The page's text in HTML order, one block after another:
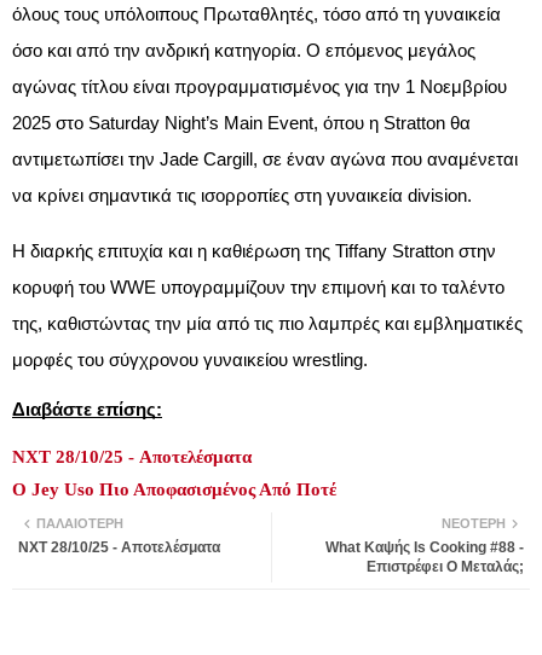
όλους τους υπόλοιπους Πρωταθλητές, τόσο από τη γυναικεία
όσο και από την ανδρική κατηγορία. Ο επόμενος μεγάλος
αγώνας τίτλου είναι προγραμματισμένος για την 1 Νοεμβρίου
2025 στο Saturday Night’s Main Event , όπου η Stratton θα
αντιμετωπίσει την Jade Cargill, σε έναν αγώνα που αναμένεται
να κρίνει σημαντικά τις ισορροπίες στη γυναικεία division.​
Η διαρκής επιτυχία και η καθιέρωση της Tiffany Stratton στην
κορυφή του WWE υπογραμμίζουν την επιμονή και το ταλέντο
της, καθιστώντας την μία από τις πιο λαμπρές και εμβληματικές
μορφές του σύγχρονου γυναικείου wrestling.
Διαβάστε επίσης:
NXT 28/10/25 - Αποτελέσματα
Ο Jey Uso Πιο Αποφασισμένος Από Ποτέ
ΝΕΌΤΕΡΗ
What Καψής Is Cooking #88 -
Επιστρέφει Ο Μεταλάς;
ΠΑΛΑΙΌΤΕΡΗ
NXT 28/10/25 - Αποτελέσματα